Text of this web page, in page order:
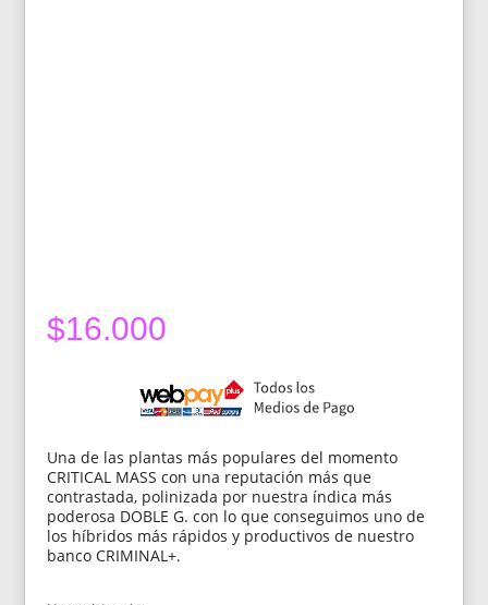
$16.000
Una de las plantas más populares del momento
CRITICAL MASS con una reputación más que
contrastada, polinizada por nuestra índica más
poderosa DOBLE G. con lo que conseguimos uno de
los híbridos más rápidos y productivos de nuestro
banco CRIMINAL+.